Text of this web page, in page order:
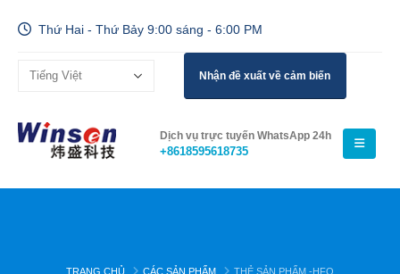
Thứ Hai - Thứ Bảy 9:00 sáng - 6:00 PM
Nhận đề xuất về cảm biến
Dịch vụ trực tuyến WhatsApp 24h
+8618595618735
TRANG CHỦ CÁC SẢN PHẨM THẺ SẢN PHẨM -HFO